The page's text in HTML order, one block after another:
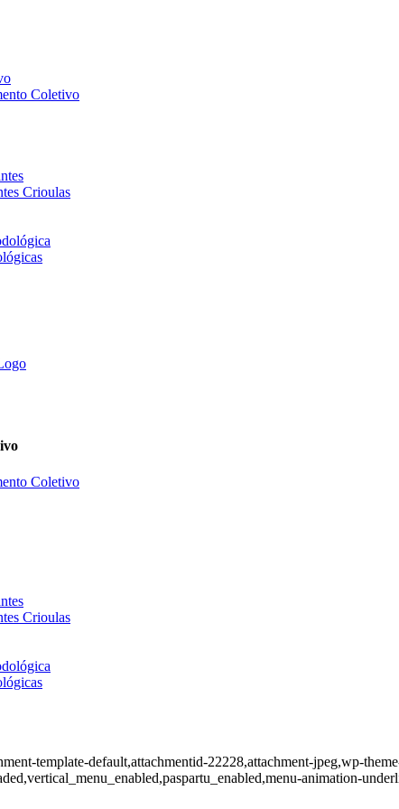
Coletivo
Crioulas
Coletivo
Crioulas
template-default,attachmentid-22228,attachment-jpeg,wp-
animation-